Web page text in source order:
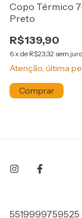
Copo Térmico
Preto
R$139,90
6x de R$23,32 sem
Atenção, última
5519999759525